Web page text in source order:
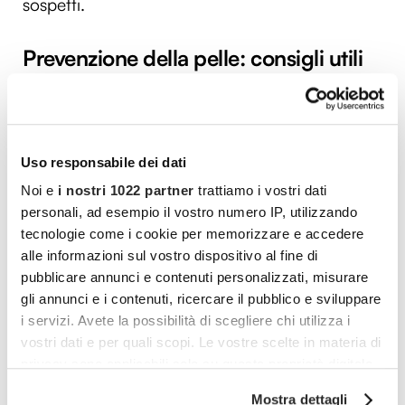
Uso responsabile dei dati
Noi e i nostri 1022 partner trattiamo i vostri dati
personali, ad esempio il vostro numero IP, utilizzando
tecnologie come i cookie per memorizzare e accedere
alle informazioni sul vostro dispositivo al fine di
pubblicare annunci e contenuti personalizzati, misurare
gli annunci e i contenuti, ricercare il pubblico e sviluppare
i servizi. Avete la possibilità di scegliere chi utilizza i
vostri dati e per quali scopi. Le vostre scelte in materia di
Mostra dettagli
Prevenzione della pelle: consigli utili
Oltre a sottoporsi all’autocontrollo e a visite
propria pelle è importante
prevenzionemettendo in atto particolari
accorgimenti nel proprio stile di vita. Per fare
questo in particolare è cruciale evitare
l’esposizione solare eccessiva, soprattutto nelle
ore centrali della giornata, ricorrere sempre
alla crema solare (con minimo un SPF di 30)
quando ci si espone ai raggi uv, riapplicandola